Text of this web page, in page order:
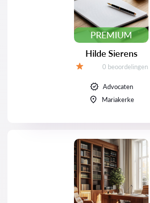
PREMIUM
Hilde Sierens
Beoordelingen:
0 beoordelingen
Advocaten
Mariakerke